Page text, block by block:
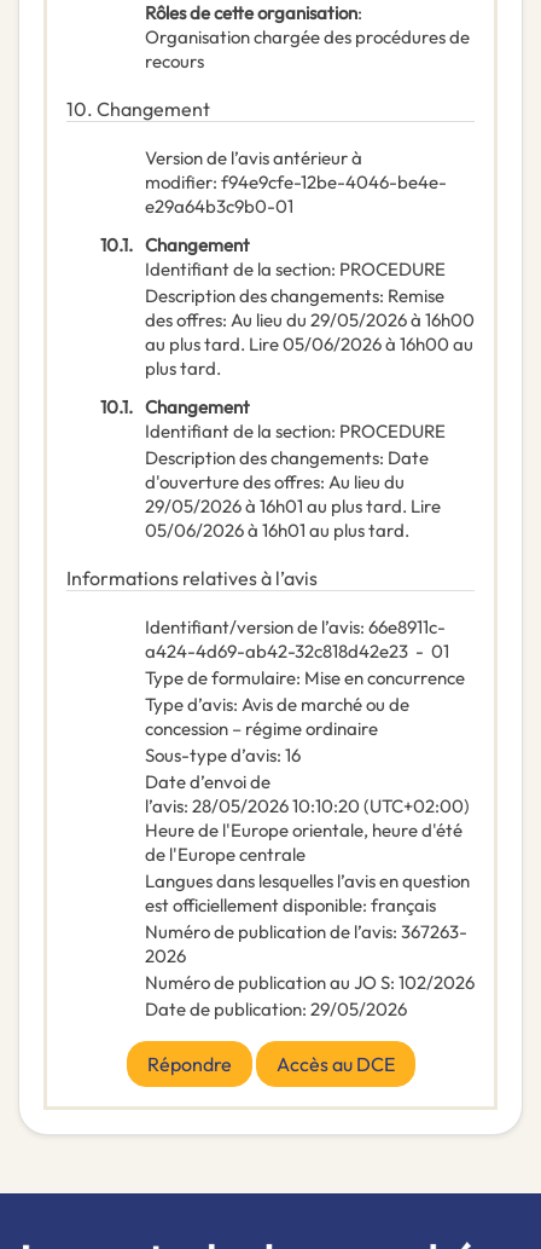
Rôles de cette organisation:
Organisation chargée des procédures de
recours
10. Changement
Version de l’avis antérieur à
modifier: f94e9cfe-12be-4046-be4e-
e29a64b3c9b0-01
10.1. Changement
Identifiant de la section: PROCEDURE
Description des changements: Remise
des offres: Au lieu du 29/05/2026 à 16h00
au plus tard. Lire 05/06/2026 à 16h00 au
plus tard.
10.1. Changement
Identifiant de la section: PROCEDURE
Description des changements: Date
d'ouverture des offres: Au lieu du
29/05/2026 à 16h01 au plus tard. Lire
05/06/2026 à 16h01 au plus tard.
Informations relatives à l’avis
Identifiant/version de l’avis: 66e8911c-
a424-4d69-ab42-32c818d42e23 - 01
Type de formulaire: Mise en concurrence
Type d’avis: Avis de marché ou de
concession – régime ordinaire
Sous-type d’avis: 16
Date d’envoi de
l’avis: 28/05/202610:10:20 (UTC+02:00)
Heure de l'Europe orientale, heure d'été
de l'Europe centrale
Langues dans lesquelles l’avis en question
est officiellement disponible: français
Numéro de publication de l’avis: 367263-
2026
Numéro de publication au JO S: 102/2026
Date de publication: 29/05/2026
Répondre Accès au DCE